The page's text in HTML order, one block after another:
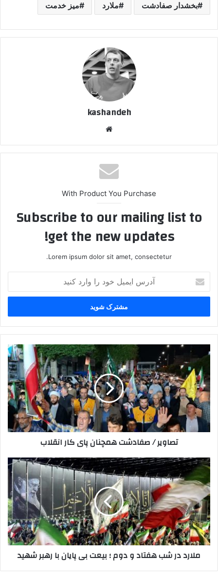
بخشدار صفادشت ملارد میز خدمت
kashandeh
With Product You Purchase
Subscribe to our mailing list to
get the new updates!
Lorem ipsum dolor sit amet, consectetur.
ایمیل
خود
وارد
کنید
صفادشت
همچنان
پای
کار
انقلاب
تصاویر / صفادشت همچنان پای کار انقلاب
ملارد
شب
هفتاد
و
دوم
؛
بیعت
بی
پایانملارد در شب هفتاد و دوم ؛ بیعت بی پایان با رهبر شهید